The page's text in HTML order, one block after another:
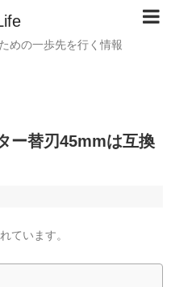
めの一歩先を行く情報
ー替刃45mmは互換
ています。